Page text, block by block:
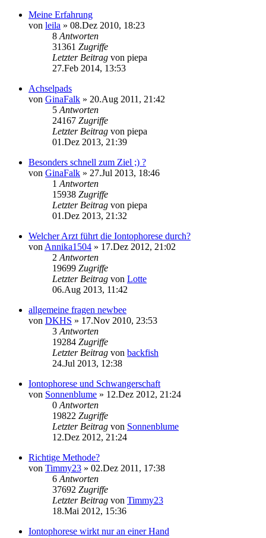
Meine Erfahrung
von leila » 08.Dez 2010, 18:23
8 Antworten
31361 Zugriffe
Letzter Beitrag von piepa
27.Feb 2014, 13:53
Achselpads
von GinaFalk » 20.Aug 2011, 21:42
5 Antworten
24167 Zugriffe
Letzter Beitrag von piepa
01.Dez 2013, 21:39
Besonders schnell zum Ziel ;) ?
von GinaFalk » 27.Jul 2013, 18:46
1 Antworten
15938 Zugriffe
Letzter Beitrag von piepa
01.Dez 2013, 21:32
Welcher Arzt führt die Iontophorese durch?
von Annika1504 » 17.Dez 2012, 21:02
2 Antworten
19699 Zugriffe
Letzter Beitrag von Lotte
06.Aug 2013, 11:42
allgemeine fragen newbee
von DKHS » 17.Nov 2010, 23:53
3 Antworten
19284 Zugriffe
Letzter Beitrag von backfish
24.Jul 2013, 12:38
Iontophorese und Schwangerschaft
von Sonnenblume » 12.Dez 2012, 21:24
0 Antworten
19822 Zugriffe
Letzter Beitrag von Sonnenblume
12.Dez 2012, 21:24
Richtige Methode?
von Timmy23 » 02.Dez 2011, 17:38
6 Antworten
37692 Zugriffe
Letzter Beitrag von Timmy23
18.Mai 2012, 15:36
Iontophorese wirkt nur an einer Hand